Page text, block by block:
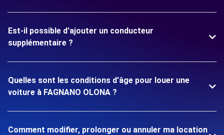
Est-il possible d'ajouter un conducteur
supplémentaire ?
Quelles sont les conditions d'âge pour louer une
voiture à FAGNANO OLONA ?
Comment modifier, prolonger ou annuler ma location